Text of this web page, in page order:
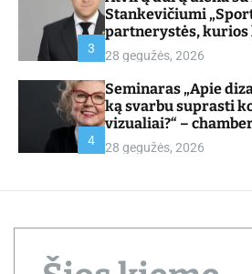
3
Stankevičiumi
partnerystės, kurios
chamber.lt
28 gegužės, 2026
4
Seminaras „Apie
ką svarbu suprasti
vizualiai?“ –
28 gegužės, 2026